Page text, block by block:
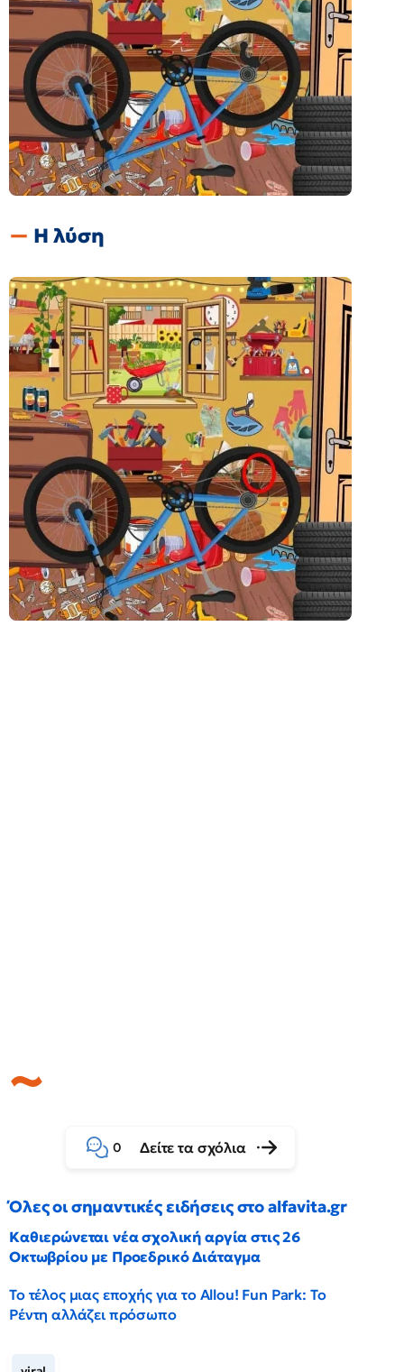
Η λύση
0 Δείτε τα σχόλια
Όλες οι σημαντικές ειδήσεις στο alfavita.gr
Καθιερώνεται νέα σχολική αργία στις 26
Οκτωβρίου με Προεδρικό Διάταγμα
Το τέλος μιας εποχής για το Allou! Fun Park: Το
Ρέντη αλλάζει πρόσωπο